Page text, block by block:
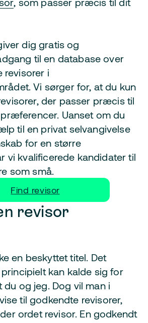
dig gratis og
til en database over
revisorer i
Vi sørger for, at du kun
der passer præcis til
Uanset om du
til en privat selvangivelse
for en større
vi kvalificerede kandidater til
som små.
Find revisor
revisor
en beskyttet titel. Det
kan kalde sig for
du og jeg. Dog vil man i
til godkendte revisorer,
ordet revisor. En godkendt